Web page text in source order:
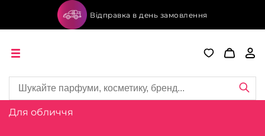
Відправка в день замовлення
Для обличчя